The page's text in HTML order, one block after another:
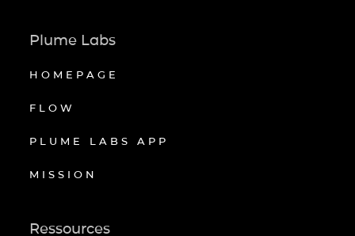
Plume Labs
HOMEPAGE
FLOW
PLUME LABS APP
MISSION
Ressources